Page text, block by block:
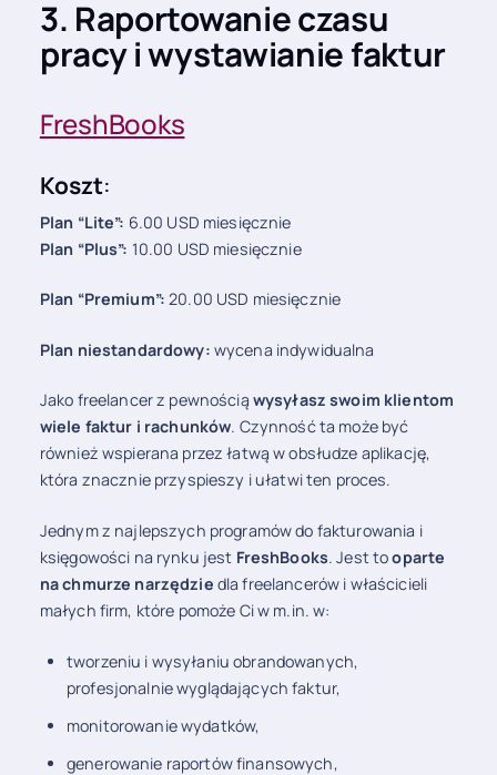
3. Raportowanie czasu
pracy i wystawianie faktur
FreshBooks
Koszt:
Plan “Lite”: 6.00 USD miesięcznie
Plan “Plus”: 10.00 USD miesięcznie
Plan “Premium”:20.00 USD miesięcznie
Plan niestandardowy: wycena indywidualna
Jako freelancer z pewnością wysyłasz swoim klientom
wiele faktur i rachunków. Czynność ta może być
również wspierana przez łatwą w obsłudze aplikację,
która znacznie przyspieszy i ułatwi ten proces.
Jednym z najlepszych programów do fakturowania i
księgowości na rynku jest FreshBooks. Jest tooparte
na chmurze narzędzie dla freelancerów i właścicieli
małych firm, które pomoże Ci w m.in. w:
tworzeniu i wysyłaniu obrandowanych,
profesjonalnie wyglądających faktur,
monitorowanie wydatków,
generowanie raportów finansowych,